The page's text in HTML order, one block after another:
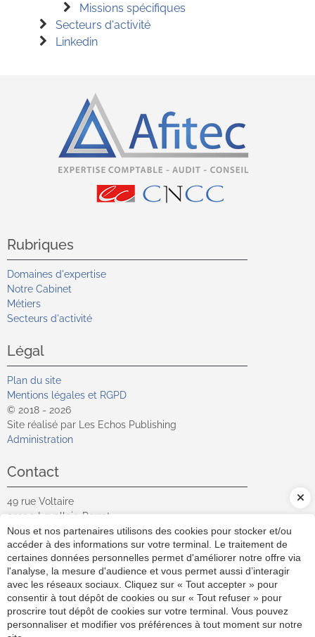
Missions spécifiques
Secteurs d'activité
Linkedin
Rubriques
Domaines d'expertise
Notre Cabinet
Métiers
Secteurs d'activité
Légal
Plan du site
Mentions légales et RGPD
© 2018 - 2026
Site réalisé par Les Echos Publishing
Administration
Contact
49 rue Voltaire
92300 Levallois-Perret
Contact
01 41 05 90 00
Connectons-nous
Nous et nos partenaires utilisons des cookies pour stocker et/ou
accéder à des informations sur votre terminal. Le traitement de
certaines données personnelles permet d'améliorer notre offre via
l'analyse, la mesure d'audience et vous permet aussi d’interagir
avec les réseaux sociaux. Cliquez sur « Tout accepter » pour
consentir à tout dépôt de cookies ou sur « Tout refuser » pour
proscrire tout dépôt de cookies sur votre terminal. Vous pouvez
personnaliser et modifier vos préférences à tout moment sur notre